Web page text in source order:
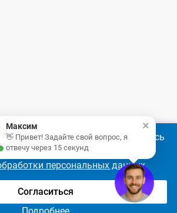
продажи крепежа и инструмента -
наш сайт, Вы соглашаетесь
cookie 🍪 в соответствии с
персональных данных
Согласиться
×
Максим
👋 Привет! Задайте свой вопрос, я
отвечу через 15 секунд